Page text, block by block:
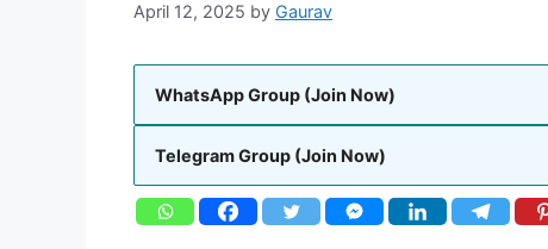
April 12, 2025 by Gaurav
WhatsApp Group (Join Now)
Telegram Group (Join Now)